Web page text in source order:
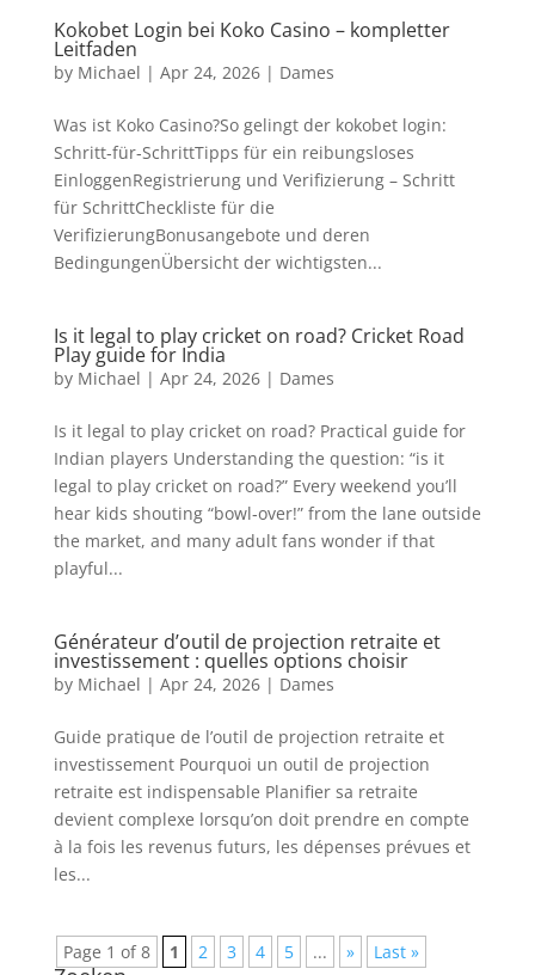
Kokobet Login bei Koko Casino – kompletter
Leitfaden
by Michael | Apr 24, 2026| Dames
Was ist Koko Casino?So gelingt der kokobet login:
Schritt‑für‑SchrittTipps für ein reibungsloses
EinloggenRegistrierung und Verifizierung – Schritt
für SchrittCheckliste für die
VerifizierungBonusangebote und deren
BedingungenÜbersicht der wichtigsten...
Is it legal to play cricket on road? Cricket Road
Play guide for India
by Michael | Apr 24, 2026| Dames
Is it legal to play cricket on road? Practical guide for
Indian players Understanding the question: “is it
legal to play cricket on road?” Every weekend you’ll
hear kids shouting “bowl‑over!” from the lane outside
the market, and many adult fans wonder if that
playful...
Générateur d’outil de projection retraite et
investissement : quelles options choisir
by Michael | Apr 24, 2026| Dames
Guide pratique de l’outil de projection retraite et
investissement Pourquoi un outil de projection
retraite est indispensable Planifier sa retraite
devient complexe lorsqu’on doit prendre en compte
à la fois les revenus futurs, les dépenses prévues et
les...
Page 1 of 8 1 2 3 4 5 ... » Last »